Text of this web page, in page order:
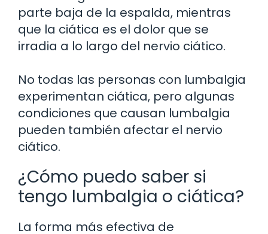
parte baja de la espalda, mientras
que la ciática es el dolor que se
irradia a lo largo del nervio ciático.
No todas las personas con lumbalgia
experimentan ciática, pero algunas
condiciones que causan lumbalgia
pueden también afectar el nervio
ciático.
¿Cómo puedo saber si
tengo lumbalgia o ciática?
La forma más efectiva de